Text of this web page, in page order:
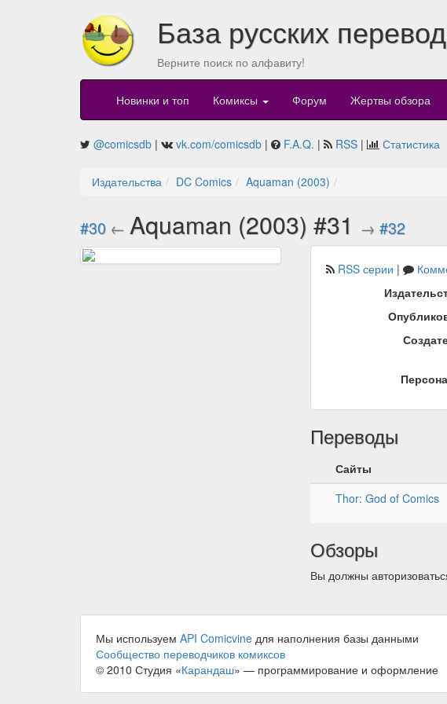
База русских
Верните поиск по алфавиту!
Новинки и топ Комиксы Форум Жертвы обзора
@comicsdb | vk.com/comicsdb | F.A.Q. | RSS | Статистика
Издательства DC Comics Aquaman (2003)
#30 ← Aquaman (2003) #31 → #32
RSS серии |
Переводы
Сайты
Thor: God of Comics
Обзоры
Вы должны
Мы используем API Comicvine для наполнения базы данными
Сообщество переводчиков комиксов
© 2010 Студия «Карандаш» — программирование и оформление